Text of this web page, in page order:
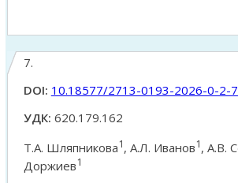
7.
DOI: 10.18577/2713-0193-2026-0-2-
УДК: 620.179.162
Т.А. Шляпникова1, А.Л. Иванов1, А.В.
Доржиев1